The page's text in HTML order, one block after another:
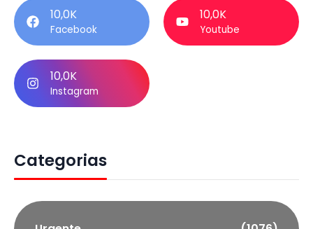
10,0K
Facebook
10,0K
Youtube
10,0K
Instagram
Categorias